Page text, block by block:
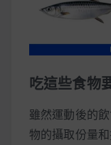
吃這些食物
雖然運動後的
物的攝取份量